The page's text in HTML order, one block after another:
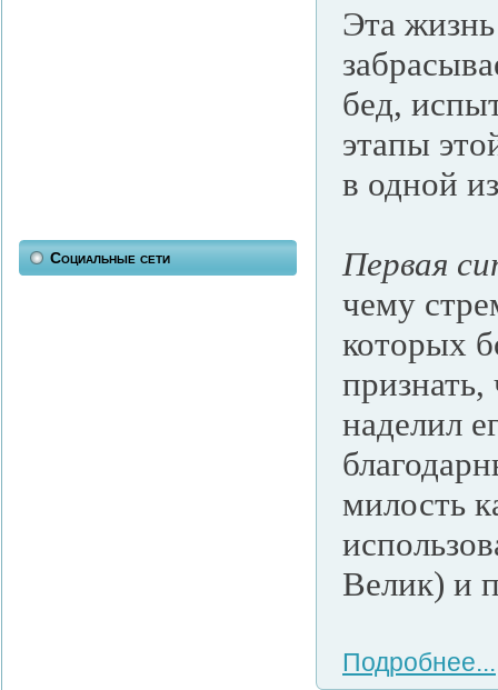
Социальные сети
Эта
бед,
этапы
в одной
Первая
чему
которых
наделил
милость
Велик) и
Подробнее...